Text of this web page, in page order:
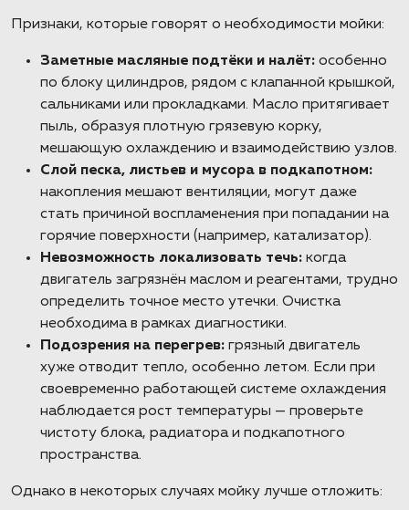
Признаки, которые говорят о необходимости мойки:
Заметные масляные подтёки и налёт: особенно
по блоку цилиндров, рядом с клапанной крышкой,
сальниками или прокладками. Масло притягивает
пыль, образуя плотную грязевую корку,
мешающую охлаждению и взаимодействию узлов.
Слой песка, листьев и мусора в подкапотном:
накопления мешают вентиляции, могут даже
стать причиной воспламенения при попадании на
горячие поверхности (например, катализатор).
Невозможность локализовать течь: когда
двигатель загрязнён маслом и реагентами, трудно
определить точное место утечки. Очистка
необходима в рамках диагностики.
Подозрения на перегрев: грязный двигатель
хуже отводит тепло, особенно летом. Если при
своевременно работающей системе охлаждения
наблюдается рост температуры — проверьте
чистоту блока, радиатора и подкапотного
пространства.
Однако в некоторых случаях мойку лучше отложить: